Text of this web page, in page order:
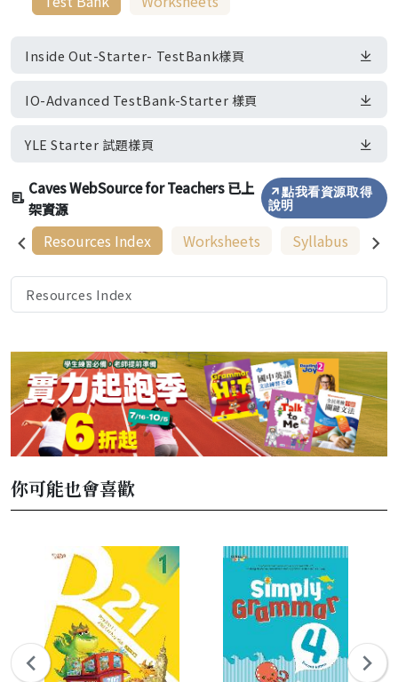
Inside Out-Starter- TestBank樣頁
IO-Advanced TestBank-Starter 樣頁
YLE Starter 試題樣頁
Caves WebSource for Teachers 已上
架資源
點我看資源取得
說明
Resources Index Worksheets Syllabus
Resources Index
你可能也會喜歡